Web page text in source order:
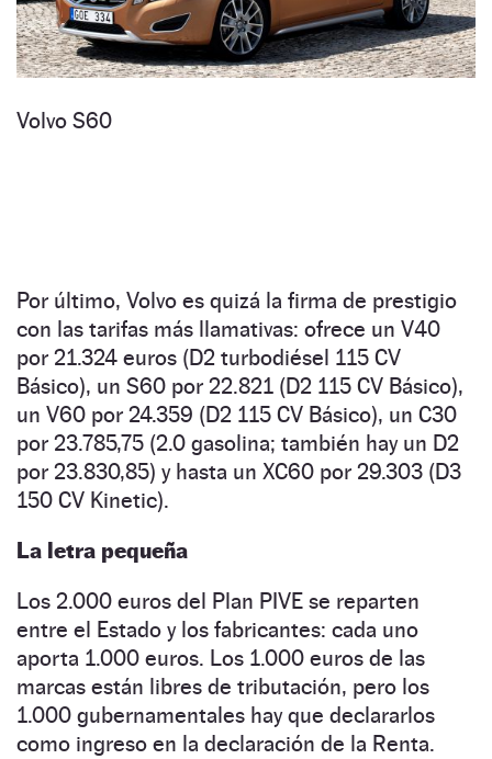
Volvo S60
Por último, Volvo es quizá la firma de prestigio
con las tarifas más llamativas: ofrece un V40
por 21.324 euros (D2 turbodiésel 115 CV
Básico), un S60 por 22.821 (D2 115 CV Básico),
un V60 por 24.359 (D2 115 CV Básico), un C30
por 23.785,75 (2.0 gasolina; también hay un D2
por 23.830,85) y hasta un XC60 por 29.303 (D3
150 CV Kinetic).
La letra pequeña
Los 2.000 euros del Plan PIVE se reparten
entre el Estado y los fabricantes: cada uno
aporta 1.000 euros. Los 1.000 euros de las
marcas están libres de tributación, pero los
1.000 gubernamentales hay que declararlos
como ingreso en la declaración de la Renta.